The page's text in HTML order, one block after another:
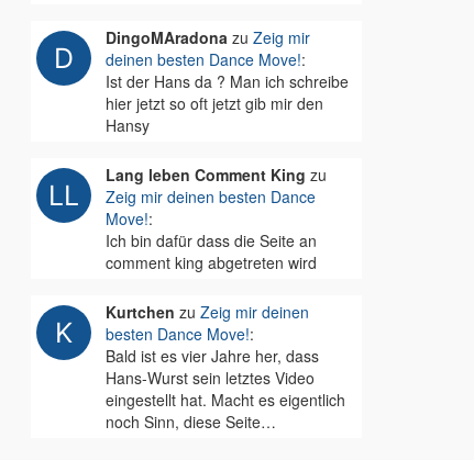
DingoMAradonazu Zeig mir
deinen besten Dance Move!:
Ist der Hans da ? Man ich schreibe
hier jetzt so oft jetzt gib mir den
Hansy
Lang leben Comment King zu
Zeig mir deinen besten Dance
Move!:
Ich bin dafür dass die Seite an
comment king abgetreten wird
Kurtchen zu Zeig mir deinen
besten Dance Move!:
Bald ist es vier Jahre her, dass
Hans-Wurst sein letztes Video
eingestellt hat. Macht es eigentlich
noch Sinn, diese Seite…